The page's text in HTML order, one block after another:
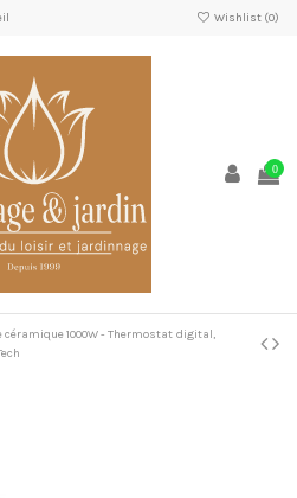
Wishlist (0)
0
1000W - Thermostat digital,